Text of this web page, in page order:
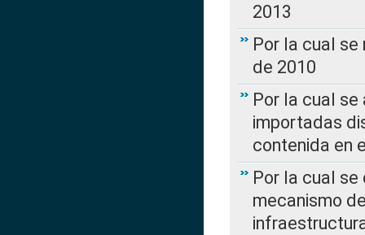
2013
Por la cual se
de 2010
Por la cual
importadas
contenida en
Por la cual se
mecanismo